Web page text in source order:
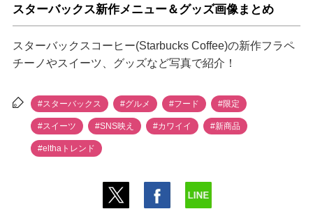
スターバックス新作メニュー＆グッズ画像まとめ
スターバックスコーヒー(Starbucks Coffee)の新作フラペ
チーノやスイーツ、グッズなど写真で紹介！
#スターバックス #グルメ #フード #限定
#スイーツ #SNS映え #カワイイ #新商品
#elthaトレンド